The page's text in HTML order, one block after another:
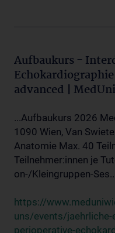
Aufbaukurs -
advanced |
...Aufbaukurs 2026
1090 Wien, Van
Anatomie Max. 40
Teilnehmer:innen je
on-/Kleingruppen-
https://
uns/events/
perioperative-